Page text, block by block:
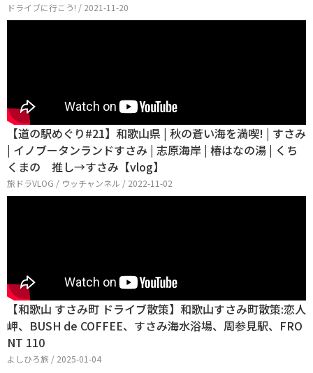
ドライブに行こう! / 2021-11-20
【道の駅めぐり#21】和歌山県 | 秋の蒼い海を満喫! | すさみ
| イノブータンランドすさみ | 志原海岸 | 椿はなの湯 | くち
くまの 推し→すさみ【vlog】
旅ドラVLOG / ウッチャンネル / 2022-11-02
【和歌山 すさみ町 ドライブ散策】和歌山すさみ町散策:恋人
岬、BUSH de COFFEE、すさみ海水浴場、周参見駅、FRO
NT 110
よしひろ旅 / 2025-01-04